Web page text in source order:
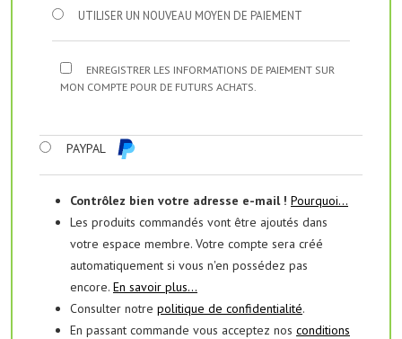
UTILISER UN NOUVEAU MOYEN DE PAIEMENT
ENREGISTRER LES INFORMATIONS DE PAIEMENT SUR
MON COMPTE POUR DE FUTURS ACHATS.
PAYPAL
Contrôlez bien votre adresse e-mail ! Pourquoi...
Les produits commandés vont être ajoutés dans
votre espace membre. Votre compte sera créé
automatiquement si vous n'en possédez pas
encore. En savoir plus...
Consulter notre politique de confidentialité.
En passant commande vous acceptez nos conditions